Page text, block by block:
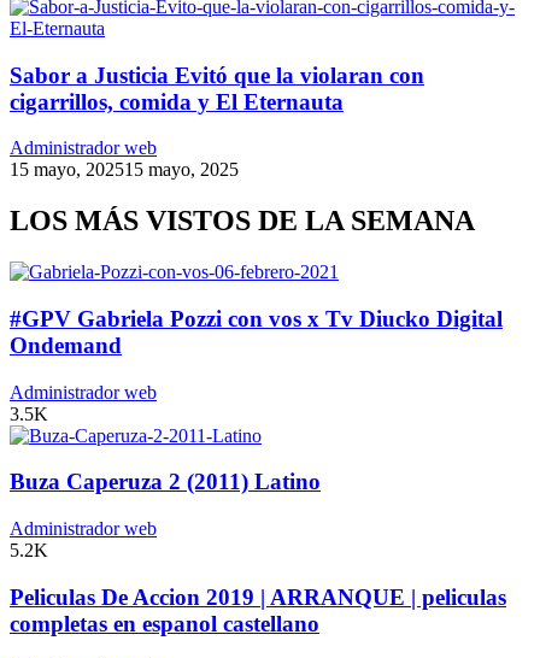
Sabor a Justicia Evitó que la violaran con
cigarrillos, comida y El Eternauta
Administrador web
15 mayo, 202515 mayo, 2025
LOS MÁS VISTOS DE LA SEMANA
#GPV Gabriela Pozzi con vos x Tv Diucko Digital
Ondemand
Administrador web
3.5K
Buza Caperuza 2 (2011) Latino
Administrador web
5.2K
Peliculas De Accion 2019 | ARRANQUE | peliculas
completas en espanol castellano